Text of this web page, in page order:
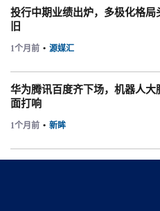
投行中期业绩出炉，多极化格局
旧
1个月前 • 源媒汇
华为腾讯百度齐下场，机器人大
面打响
1个月前 • 新眸